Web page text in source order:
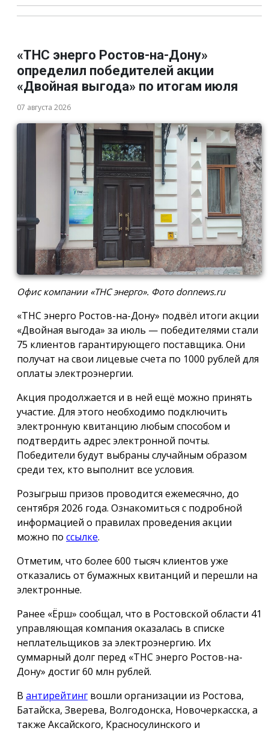
«ТНС энерго Ростов-на-Дону»
определил победителей акции
«Двойная выгода» по итогам июля
07 августа 2026
Офис компании «ТНС энерго». Фото donnews.ru
«ТНС энерго Ростов-на-Дону» подвёл итоги акции
«Двойная выгода» за июль — победителями стали
75 клиентов гарантирующего поставщика. Они
получат на свои лицевые счета по 1000 рублей для
оплаты электроэнергии.
Акция продолжается и в ней ещё можно принять
участие. Для этого необходимо подключить
электронную квитанцию любым способом и
подтвердить адрес электронной почты.
Победители будут выбраны случайным образом
среди тех, кто выполнит все условия.
Розыгрыш призов проводится ежемесячно, до
сентября 2026 года. Ознакомиться с подробной
информацией о правилах проведения акции
можно по ссылке.
Отметим, что более 600 тысяч клиентов уже
отказались от бумажных квитанций и перешли на
электронные.
Ранее «Ёрш» сообщал, что в Ростовской области 41
управляющая компания оказалась в списке
неплательщиков за электроэнергию. Их
суммарный долг перед «ТНС энерго Ростов-на-
Дону» достиг 60 млн рублей.
В антирейтинг вошли организации из Ростова,
Батайска, Зверева, Волгодонска, Новочеркасска, а
также Аксайского, Красносулинского и